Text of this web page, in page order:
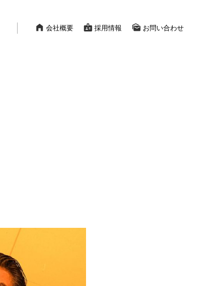
home_filled 会社概要 badge 採用情報 mark_as_unread お問い合わせ